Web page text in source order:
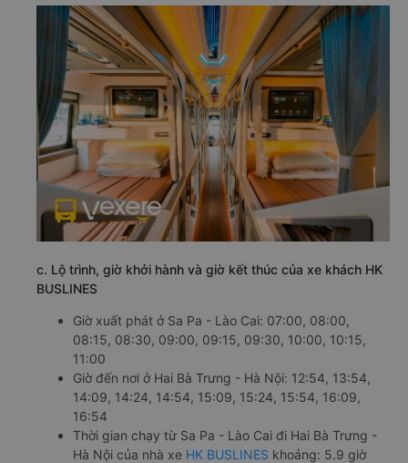
c. Lộ trình, giờ khởi hành và giờ kết thúc của xe khách HK
BUSLINES
Giờ xuất phát ở Sa Pa - Lào Cai: 07:00, 08:00,
08:15, 08:30, 09:00, 09:15, 09:30, 10:00, 10:15,
11:00
Giờ đến nơi ở Hai Bà Trưng - Hà Nội: 12:54, 13:54,
14:09, 14:24, 14:54, 15:09, 15:24, 15:54, 16:09,
16:54
Thời gian chạy từ Sa Pa - Lào Cai đi Hai Bà Trưng -
Hà Nội của nhà xe HK BUSLINES khoảng: 5.9 giờ